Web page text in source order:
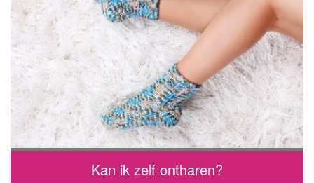
Kan ik zelf ontharen?